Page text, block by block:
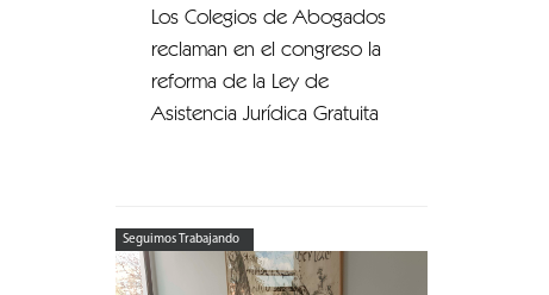
Los Colegios de Abogados
reclaman en el congreso la
reforma de la Ley de
Asistencia Jurídica Gratuita
Seguimos Trabajando